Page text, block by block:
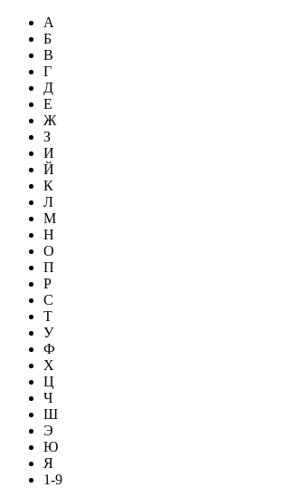
А
Б
В
Г
Д
Е
Ж
З
И
Й
К
Л
М
Н
О
П
Р
С
Т
У
Ф
Х
Ц
Ч
Ш
Э
Ю
Я
1-9